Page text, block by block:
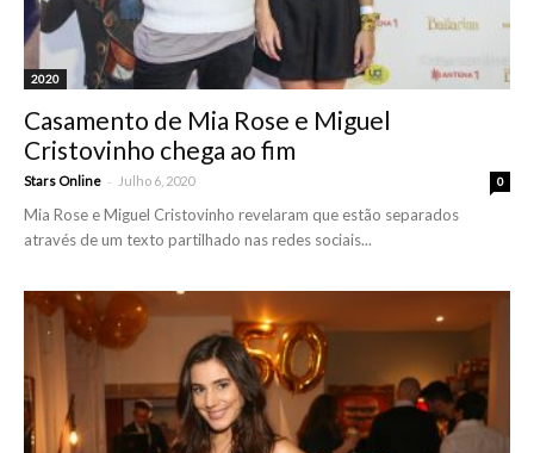
2020
Casamento de Mia Rose e Miguel
Cristovinho chega ao fim
Stars Online - Julho 6, 2020 0
Mia Rose e Miguel Cristovinho revelaram que estão separados
através de um texto partilhado nas redes sociais...